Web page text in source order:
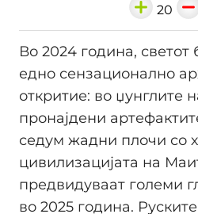
20
Во 2024 година,
едно сензационално
откритие: во џунглите
пронајдени
седум жадни плочи со
цивилизацијата на
предвидуваат големи
во 2025 година.